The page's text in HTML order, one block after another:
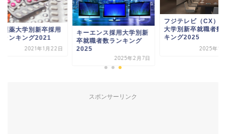
製薬大学別新卒採用
ランキング2021
2021年1月22日
キーエンス採用大学別新
卒就職者数ランキング
2025
2025年2月7日
フジテレビ（CX）
大学別新卒就職者数
キング2025
2025年1
スポンサーリンク